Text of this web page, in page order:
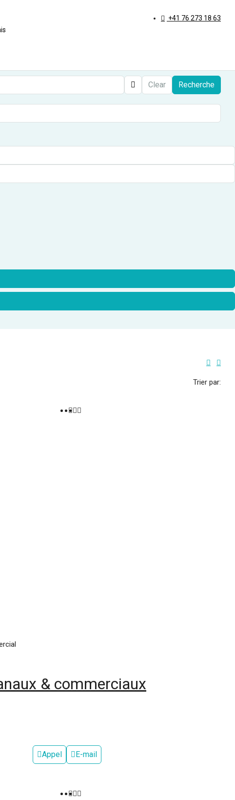
+41 76 273 18 63
Clear Recherche
Trier par:
& commerciaux
Appel E-mail